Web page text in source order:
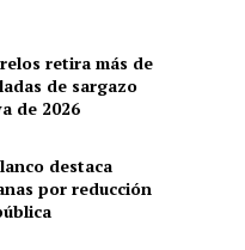
retira más de
de sargazo
de 2026
destaca
por reducción